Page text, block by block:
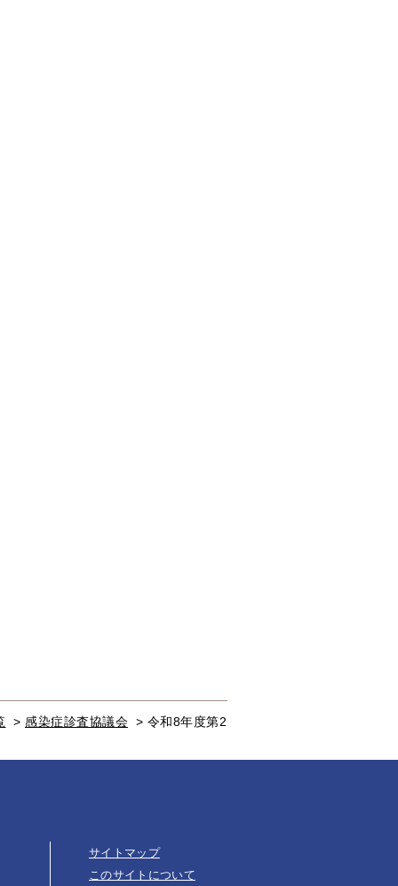
> 感染症診査協議会 > 令和8年度第2
サイトマップ
このサイトについて